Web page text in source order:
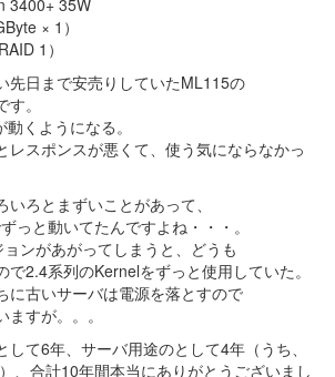
3400+ 35W
× 1）
1）
先日まで安売りしていたML115の
。
くようになる。
レスポンスが悪くて、使う気にならなかっ
ろとまずいことがあって、
っと動いてたんですよね・・・。
ンがあがってしまうと、どうも
で2.4系列のKernelをずっと使用していた。
に古いサーバは電源を落とすので
すが。。。
て6年、サーバ用途のとして4年（うち、
、合計10年間本当にありがとうございまし